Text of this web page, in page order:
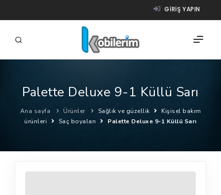
GIRIŞ YAPIN
FIRMALAR
ÜRÜNLER
NASIL ÇALIŞIR?
Palette Deluxe 9-1 Küllü Sarı
Ana sayfa Ürünler Sağlık ve güzellik
Kişisel bakım
ürünleri
Saç boyaları Palette Deluxe 9-1 Küllü Sarı